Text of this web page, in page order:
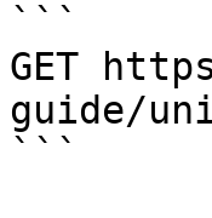
```
GET
guide/
```